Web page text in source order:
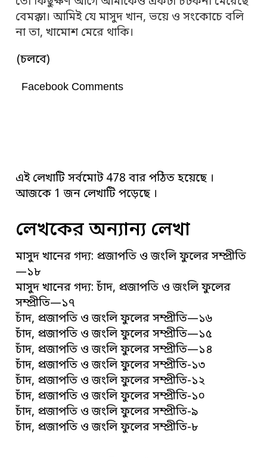
বেমক্কা। আমিই যে মাসুদ খান, ভয়ে ও সংকোচে বলি
না তা, খামোশ মেরে থাকি।
(চলবে)
Facebook Comments
এই লেখাটি সর্বমোট 478 বার পঠিত হয়েছে ।
আজকে 1 জন লেখাটি পড়েছে ।
লেখকের অন্যান্য লেখা
মাসুদ খানের গদ্য: প্রজাপতি ও জংলি ফুলের সম্প্রীতি
—১৮
মাসুদ খানের গদ্য: চাঁদ, প্রজাপতি ও জংলি ফুলের
সম্প্রীতি—১৭
চাঁদ, প্রজাপতি ও জংলি ফুলের সম্প্রীতি—১৬
চাঁদ, প্রজাপতি ও জংলি ফুলের সম্প্রীতি—১৫
চাঁদ, প্রজাপতি ও জংলি ফুলের সম্প্রীতি—১৪
চাঁদ, প্রজাপতি ও জংলি ফুলের সম্প্রীতি-১৩
চাঁদ, প্রজাপতি ও জংলি ফুলের সম্প্রীতি-১২
চাঁদ, প্রজাপতি ও জংলি ফুলের সম্প্রীতি-১০
চাঁদ, প্রজাপতি ও জংলি ফুলের সম্প্রীতি-৯
চাঁদ, প্রজাপতি ও জংলি ফুলের সম্প্রীতি-৮